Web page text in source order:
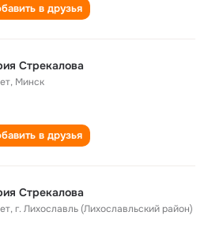
в друзья
Стрекалова
, Минск
в друзья
Стрекалова
,г. Лихославль (Лихославльский район)